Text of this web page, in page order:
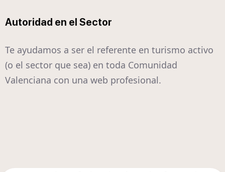
Autoridad en el Sector
Te ayudamos a ser el referente en turismo activo
(o el sector que sea) en toda Comunidad
Valenciana con una web profesional.